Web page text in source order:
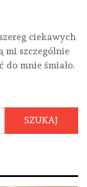
ciekawych
mi szczególnie
do mnie śmiało.